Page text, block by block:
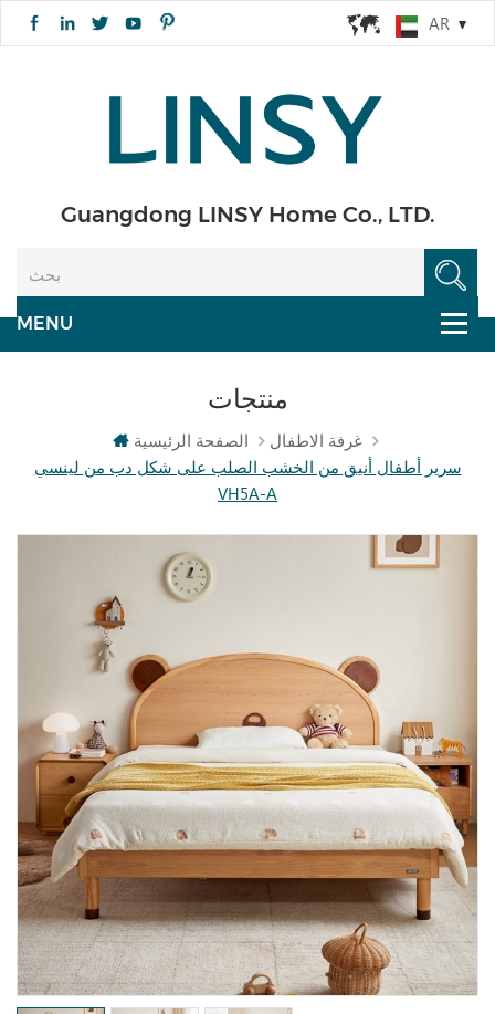
AR
Guangdong LINSY Home Co., LTD.
منتجات
الصفحة الرئيسية
غرفة الاطفال
سرير أطفال أنيق من الخشب الصلب على شكل دب من لينسي
VH5A-A